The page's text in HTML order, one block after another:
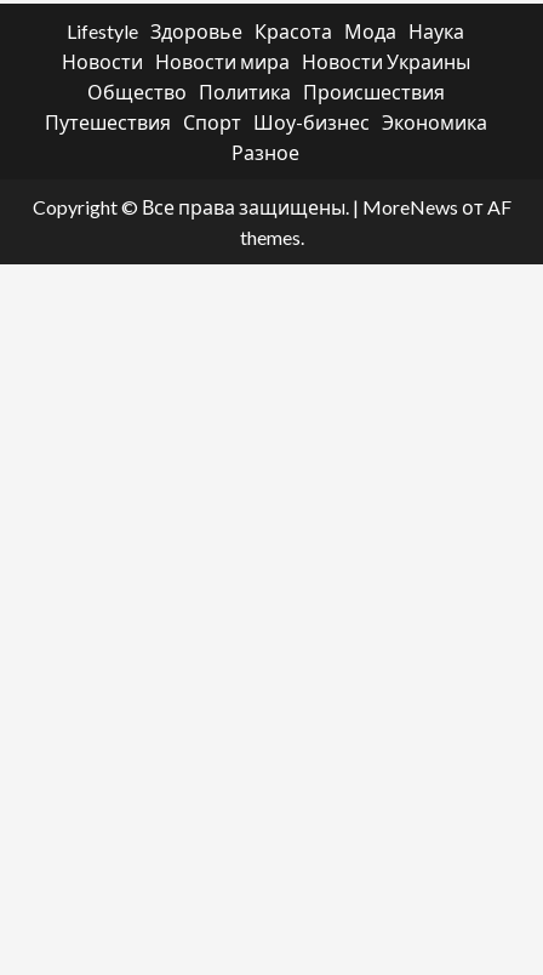
Lifestyle Здоровье Красота Мода
Наука
Новости
Новости мира
Новости Украины
Общество
Политика
Происшествия
Путешествия
Спорт Шоу-бизнес Экономика
Разное
Copyright © Все права защищены. | MoreNews от AF
themes.